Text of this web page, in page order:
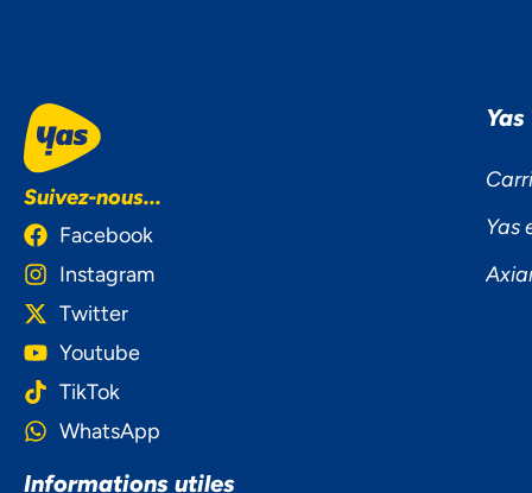
Suivez-nous...
Facebook
Instagram
Twitter
Youtube
TikTok
WhatsApp
Yas
Informations utiles